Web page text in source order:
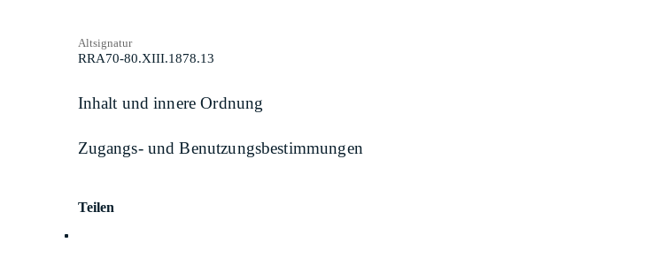
Altsignatur
RRA70-80.XIII.1878.13
Inhalt und innere Ordnung
Zugangs- und Benutzungsbestimmungen
Teilen